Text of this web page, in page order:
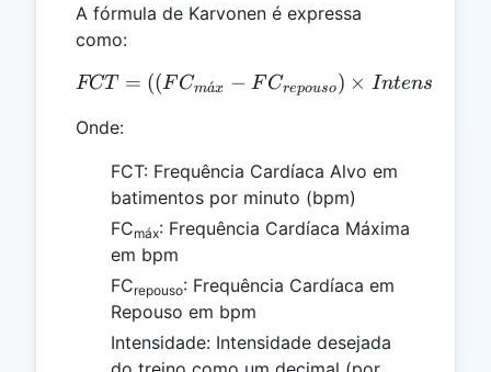
A fórmula de Karvonen é expressa
como:
FCT = ((FC_{máx} -
FCT = ((FCma
ˊx − F Crepouso) × Intens
Onde:
FCT: Frequência Cardíaca Alvo em
batimentos por minuto (bpm)
FCmáx: Frequência Cardíaca Máxima
em bpm
FCrepouso: Frequência Cardíaca em
Repouso em bpm
Intensidade: Intensidade desejada